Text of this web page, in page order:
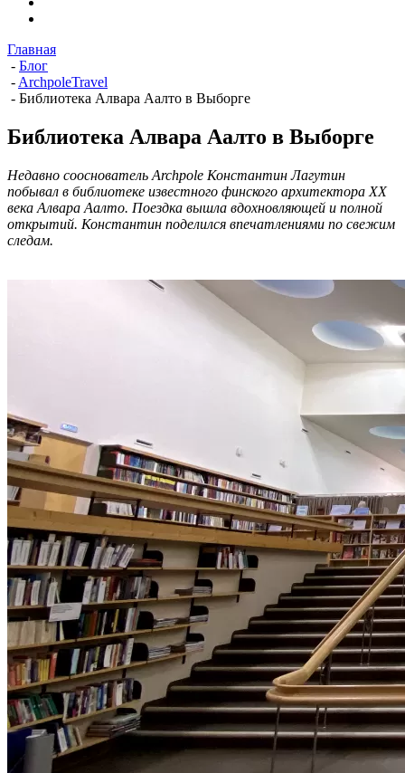
Главная
- Блог
- ArchpoleTravel
- Библиотека Алвара Аалто в Выборге
Библиотека Алвара Аалто в Выборге
Недавно сооснователь Archpole Константин Лагутин
побывал в библиотеке известного финского архитектора XX
века Алвара Аалто. Поездка вышла вдохновляющей и полной
открытий. Константин поделился впечатлениями по свежим
следам.